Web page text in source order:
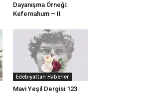
Dayanışma Örneği:
Kefernahum – II
Edebiyattan Haberler
Mavi Yeşil Dergisi 123.